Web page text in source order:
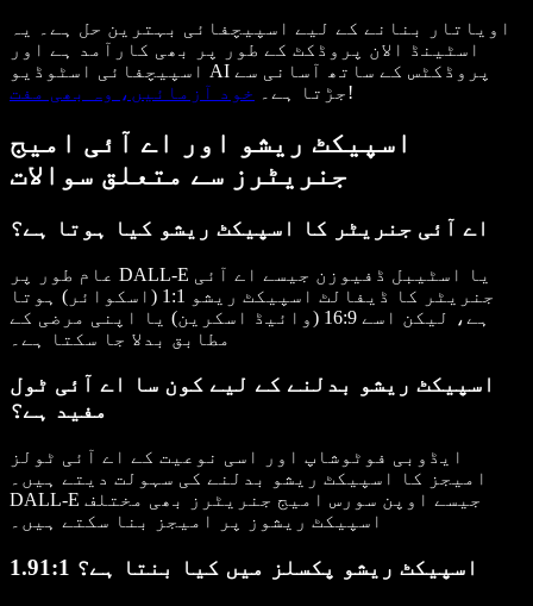
اویاتار بنانے کے لیے اسپیچفائی بہترین حل ہے۔ یہ
اسٹینڈ الان پروڈکٹ کے طور پر بھی کارآمد ہے اور
اسپیچفائی اسٹوڈیو AI پروڈکٹس کے ساتھ آسانی سے
جڑتا ہے۔
خود آزمائیں، وہ بھی مفت !
اسپیکٹ ریشو اور اے آئی امیج
جنریٹرز سے متعلق سوالات
اے آئی جنریٹر کا اسپیکٹ ریشو کیا ہوتا ہے؟
عام طور پر DALL-E یا اسٹیبل ڈفیوزن جیسے اے آئی
جنریٹر کا ڈیفالٹ اسپیکٹ ریشو 1:1 (اسکوائر) ہوتا
ہے، لیکن اسے 16:9 (وائیڈ اسکرین) یا اپنی مرضی کے
مطابق بدلا جا سکتا ہے۔
اسپیکٹ ریشو بدلنے کے لیے کون سا اے آئی ٹول
مفید ہے؟
ایڈوبی فوٹوشاپ اور اسی نوعیت کے اے آئی ٹولز
امیجز کا اسپیکٹ ریشو بدلنے کی سہولت دیتے ہیں۔
DALL-E جیسے اوپن سورس امیج جنریٹرز بھی مختلف
اسپیکٹ ریشوز پر امیجز بنا سکتے ہیں۔
1.91:1 اسپیکٹ ریشو پکسلز میں کیا بنتا ہے؟